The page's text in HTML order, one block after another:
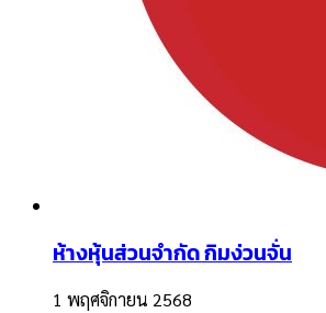
ห้างหุ้นส่วนจำกัด กิมง่วนจั่น
1 พฤศจิกายน 2568